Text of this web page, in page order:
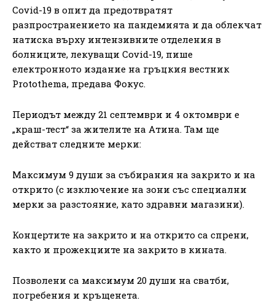
Covid-19 в опит да предотвратят
разпространението на пандемията и да облекчат
натиска върху интензивните отделения в
болниците, лекуващи Covid-19, пише
електронното издание на гръцкия вестник
Protothema, предава Фокус.
Периодът между 21 септември и 4 октомври е
„краш-тест“ за жителите на Атина. Там ще
действат следните мерки:
Максимум 9 души за събирания на закрито и на
открито (с изключение на зони със специални
мерки за разстояние, като здравни магазини).
Концертите на закрито и на открито са спрени,
както и прожекциите на закрито в кината.
Позволени са максимум 20 души на сватби,
погребения и кръщенета.